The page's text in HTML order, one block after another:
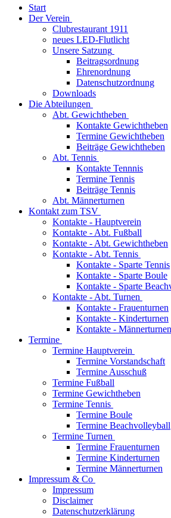
Start
Der Verein
Clubrestaurant 1911
neues LED-Flutlicht
Unsere Satzung
Beitragsordnung
Ehrenordnung
Datenschutzordnung
Downloads
Die Abteilungen
Abt. Gewichtheben
Kontakte Gewichtheben
Termine Gewichtheben
Beiträge Gewichtheben
Abt. Tennis
Kontakte Tennnis
Termine Tennis
Beiträge Tennis
Abt. Männerturnen
Kontakt zum TSV
Kontakte - Hauptverein
Kontakte - Abt. Fußball
Kontakte - Abt. Gewichtheben
Kontakte - Abt. Tennis
Kontakte - Sparte Tennis
Kontakte - Sparte Boule
Kontakte - Sparte
Kontakte - Abt. Turnen
Kontakte - Frauenturnen
Kontakte - Kinderturnen
Kontakte - Männerturnen
Termine
Termine Hauptverein
Termine Vorstandschaft
Termine Ausschuß
Termine Fußball
Termine Gewichtheben
Termine Tennis
Termine Boule
Termine Beachvolleyball
Termine Turnen
Termine Frauenturnen
Termine Kinderturnen
Termine Männerturnen
Impressum & Co
Impressum
Disclaimer
Datenschutzerklärung